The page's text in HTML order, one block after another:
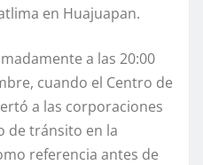
en Huajuapan.
a las 20:00
cuando el Centro de
a las corporaciones
de tránsito en la
referencia antes de